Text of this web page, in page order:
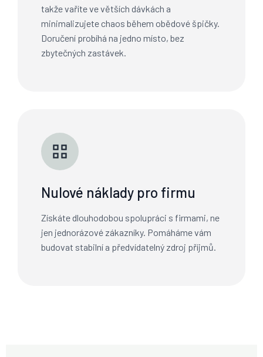
takže vaříte ve větších dávkách a
minimalizujete chaos během obědové špičky.
Doručení probíhá na jedno místo, bez
zbytečných zastávek.
Nulové náklady pro firmu
Získáte dlouhodobou spolupráci s firmami, ne
jen jednorázové zákazníky. Pomáháme vám
budovat stabilní a předvídatelný zdroj příjmů.